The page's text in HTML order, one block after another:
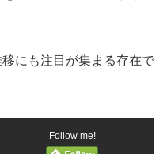
にも注目が集まる存在で
Follow me!